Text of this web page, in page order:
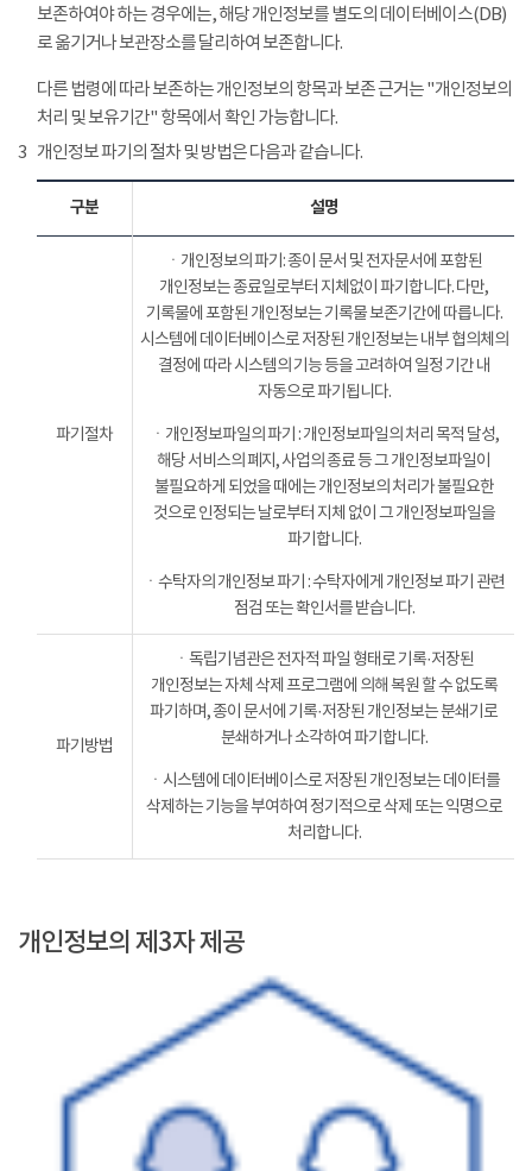
보존하여야 하는 경우에는, 해당 개인정보를 별도의 데이터베이스(DB)
로 옮기거나 보관장소를 달리하여 보존합니다.
다른 법령에 따라 보존하는 개인정보의 항목과 보존 근거는 "개인정보의
처리 및 보유기간" 항목에서 확인 가능합니다.
3 개인정보 파기의 절차 및 방법은 다음과 같습니다.
구분 설명
파기절차
ㆍ개인정보의 파기: 종이 문서 및 전자문서에 포함된
개인정보는 종료일로부터 지체없이 파기합니다. 다만,
기록물에 포함된 개인정보는 기록물 보존기간에 따릅니다.
시스템에 데이터베이스로 저장된 개인정보는 내부 협의체의
결정에 따라 시스템의 기능 등을 고려하여 일정 기간 내
자동으로 파기됩니다.
ㆍ개인정보파일의 파기 : 개인정보파일의 처리 목적 달성,
해당 서비스의 폐지, 사업의 종료 등 그 개인정보파일이
불필요하게 되었을 때에는 개인정보의 처리가 불필요한
것으로 인정되는 날로부터 지체 없이 그 개인정보파일을
파기합니다.
ㆍ수탁자의 개인정보 파기 : 수탁자에게 개인정보 파기 관련
점검 또는 확인서를 받습니다.
파기방법
ㆍ독립기념관은 전자적 파일 형태로 기록·저장된
개인정보는 자체 삭제 프로그램에 의해 복원 할 수 없도록
파기하며, 종이 문서에 기록·저장된 개인정보는 분쇄기로
분쇄하거나 소각하여 파기합니다.
ㆍ시스템에 데이터베이스로 저장된 개인정보는 데이터를
삭제하는 기능을 부여하여 정기적으로 삭제 또는 익명으로
처리합니다.
개인정보의 제3자 제공